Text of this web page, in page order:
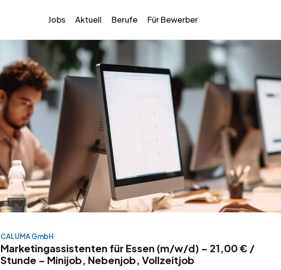
Jobs Aktuell Berufe Für Bewerber
CALUMA GmbH
Marketingassistenten für Essen (m/w/d) – 21,00 € /
Stunde – Minijob, Nebenjob, Vollzeitjob